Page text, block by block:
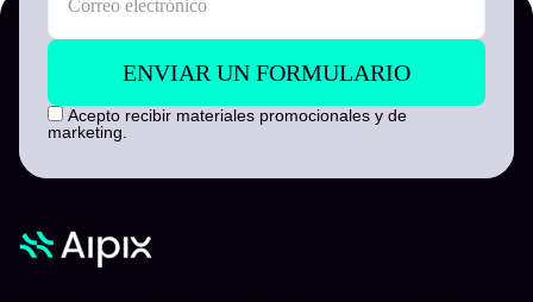
Acepto recibir materiales promocionales y de
marketing.